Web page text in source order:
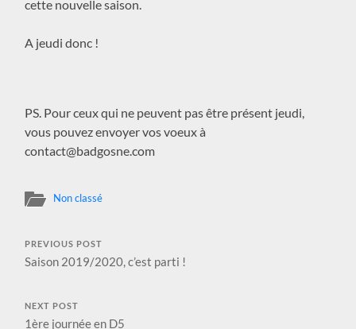
cette nouvelle saison.
A jeudi donc !
PS. Pour ceux qui ne peuvent pas être présent jeudi,
vous pouvez envoyer vos voeux à
contact@badgosne.com
Non classé
PREVIOUS POST
Saison 2019/2020, c’est parti !
NEXT POST
1ère journée en D5